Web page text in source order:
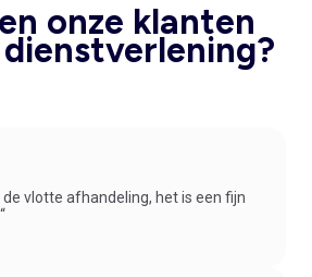
onze klanten
de vlotte afhandeling, het is een fijn